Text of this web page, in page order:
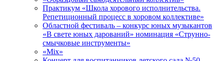
Практикум «Школа хорового исполнительства.
Репетиционный процесс в хоровом коллективе»
Областной фестиваль – конкурс юных музыкантов
«В свете юных дарований» номинация «Струнно-
смычковые инструменты»
«Mix»